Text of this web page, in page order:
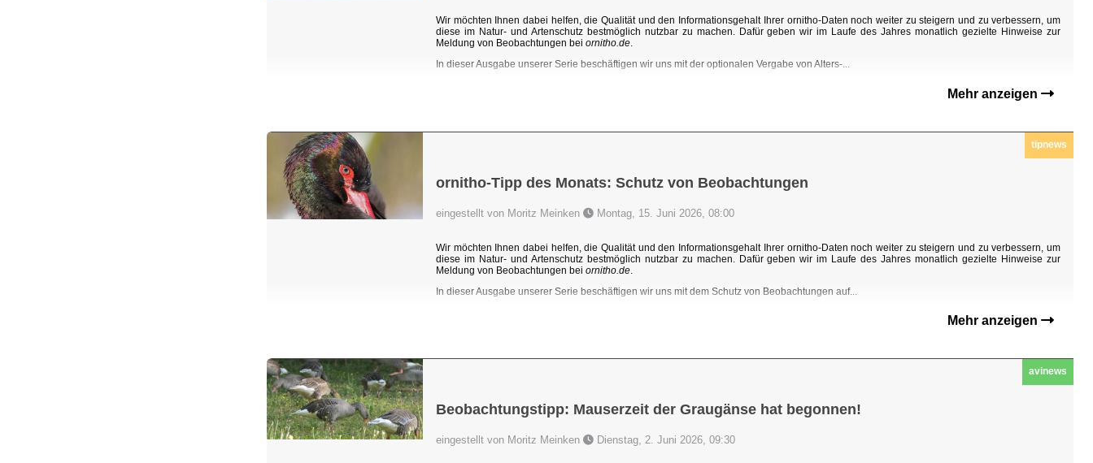
Wir möchten Ihnen dabei helfen, die Qualität und den Informationsgehalt Ihrer ornitho-Daten noch weiter zu steigern und zu verbessern, um
diese im Natur- und Artenschutz bestmöglich nutzbar zu machen. Dafür geben wir im Laufe des Jahres monatlich gezielte Hinweise zur
Meldung von Beobachtungen bei ornitho.de.
In dieser Ausgabe unserer Serie beschäftigen wir uns mit der optionalen Vergabe von Alters-...
Mehr anzeigen
tipnews
ornitho-Tipp des Monats: Schutz von Beobachtungen
eingestellt von Moritz Meinken Montag, 15. Juni 2026, 08:00
Wir möchten Ihnen dabei helfen, die Qualität und den Informationsgehalt Ihrer ornitho-Daten noch weiter zu steigern und zu verbessern, um
diese im Natur- und Artenschutz bestmöglich nutzbar zu machen. Dafür geben wir im Laufe des Jahres monatlich gezielte Hinweise zur
Meldung von Beobachtungen bei ornitho.de
In dieser Ausgabe unserer Serie beschäftigen wir uns mit dem Schutz von Beobachtungen auf...
Mehr anzeigen
avinews
Beobachtungstipp: Mauserzeit der Graugänse hat begonnen!
eingestellt von Moritz Meinken Dienstag, 2. Juni 2026, 09:30